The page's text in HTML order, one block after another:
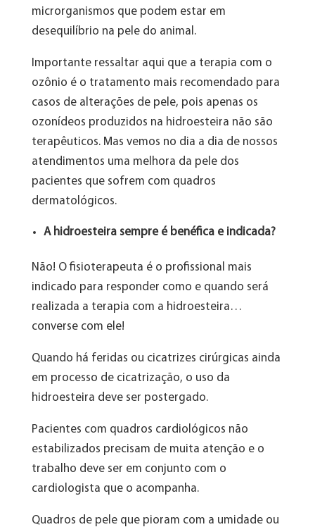
microrganismos que podem estar em
desequilíbrio na pele do animal.
Importante ressaltar aqui que a terapia com o
ozônio é o tratamento mais recomendado para
casos de alterações de pele, pois apenas os
ozonídeos produzidos na hidroesteira não são
terapêuticos. Mas vemos no dia a dia de nossos
atendimentos uma melhora da pele dos
pacientes que sofrem com quadros
dermatológicos.
A hidroesteira sempre é benéfica e indicada?
Não! O fisioterapeuta é o profissional mais
indicado para responder como e quando será
realizada a terapia com a hidroesteira…
converse com ele!
Quando há feridas ou cicatrizes cirúrgicas ainda
em processo de cicatrização, o uso da
hidroesteira deve ser postergado.
Pacientes com quadros cardiológicos não
estabilizados precisam de muita atenção e o
trabalho deve ser em conjunto com o
cardiologista que o acompanha.
Quadros de pele que pioram com a umidade ou